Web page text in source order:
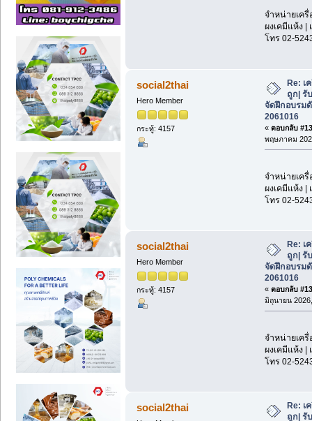
จำหน่ายเครื่
ผงเคมีแห้ง |
โทร 02-
social2thai
Hero Member
กระทู้: 4157
Re: เ
ถูก| รั
จัดฝึกอบรมดั
2061016
« ตอบกลับ
พฤษภาคม
จำหน่ายเครื่
ผงเคมีแห้ง |
โทร 02-
social2thai
Hero Member
กระทู้: 4157
Re: เ
ถูก| รั
จัดฝึกอบรมดั
2061016
« ตอบกลับ
มิถุนายน
จำหน่ายเครื่
ผงเคมีแห้ง |
โทร 02-
social2thai
Re: เ
ถูก| รั